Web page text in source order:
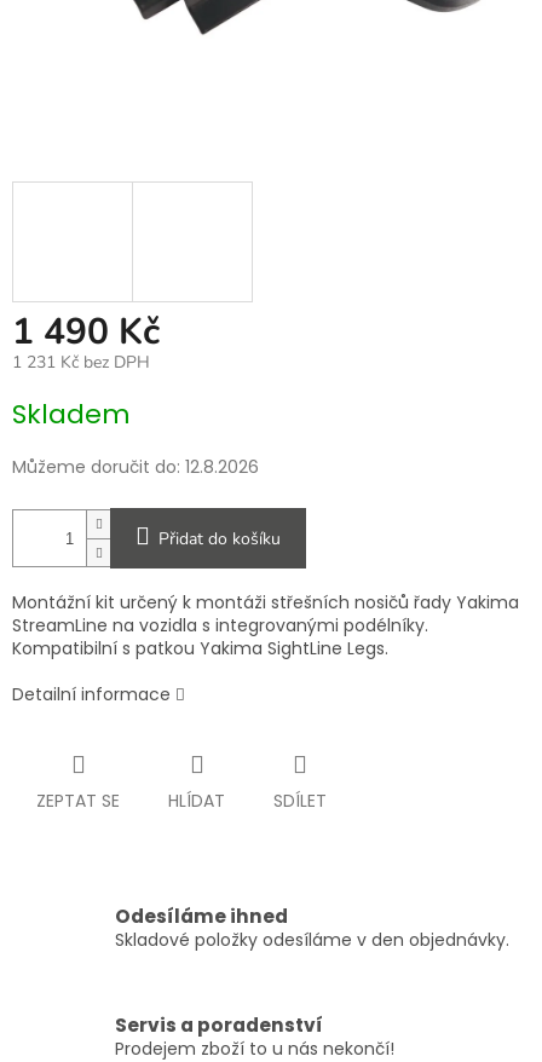
1 490 Kč
1 231 Kč bez DPH
cena:
Skladem
Můžeme doručit do: 12.8.2026
Přidat do košíku
Montážní kit určený k montáži střešních nosičů řady Yakima
StreamLine na vozidla s integrovanými podélníky.
Kompatibilní s patkou Yakima SightLine Legs.
Detailní informace
ZEPTAT SE HLÍDAT SDÍLET
Odesíláme ihned
Skladové položky odesíláme v den objednávky.
Servis a poradenství
Prodejem zboží to u nás nekončí!